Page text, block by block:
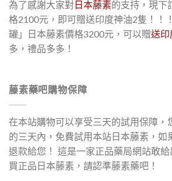
為了感謝大家對 日本藤素的支持，現下
格2100元，即可贈送印度神油2隻！！
罐」日本藤素價格3200元，可以贈送印
多，禮品多多！
藤素藥吧購物保障
在本站購物可以享受三天的試用保障，
的三天內，免費試用本站日本藤素，如
退款給您！ 這是一家正品藥局網站敢
買正品日本藤素，請認準藤素藥吧！